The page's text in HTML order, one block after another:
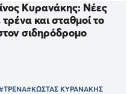
Κυρανάκης: Νέες
και σταθμοί το
σιδηρόδρομο
#ΚΩΣΤΑΣ ΚΥΡΑΝΑΚΗΣ